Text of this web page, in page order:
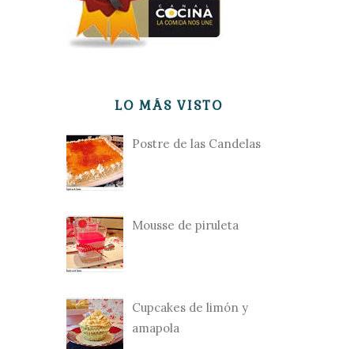
LO MÁS VISTO
Postre de las Candelas
Mousse de piruleta
Cupcakes de limón y
amapola